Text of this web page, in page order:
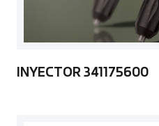
INYECTOR 341175600